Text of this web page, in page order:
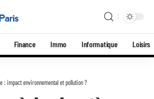
Finance Immo Informatique Loisirs
: impact environnemental et pollution ?